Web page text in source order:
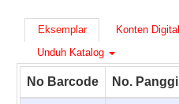
Eksemplar Konten Digital
Unduh Katalog
No Barcode No. Panggil